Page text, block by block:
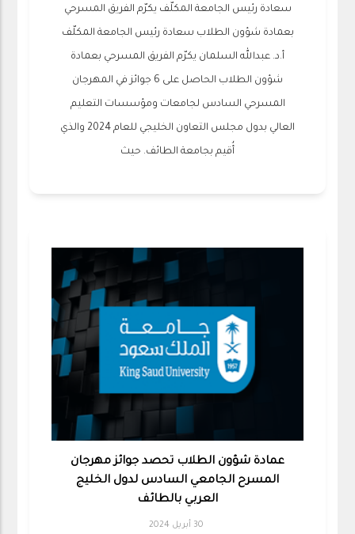
سعادة رئيس الجامعة المكلّف يكرّم الفريق المسرحي
بعمادة شؤون الطلاب سعادة رئيس الجامعة المكلّف
أ.د. عبدالله السلمان يكرّم الفريق المسرحي بعمادة
شؤون الطلاب الحاصل على 6 جوائز في المهرجان
المسرحي السادس لجامعات ومؤسسات التعليم
العالي بدول مجلس التعاون الخليجي للعام 2024 والذي
أُقيم بجامعة الطائف. حيث
عمادة شؤون الطلاب تحصد جوائز مهرجان
المسرح الجامعي السادس لدول الخليج
العربي بالطائف
30 أبريل 2024